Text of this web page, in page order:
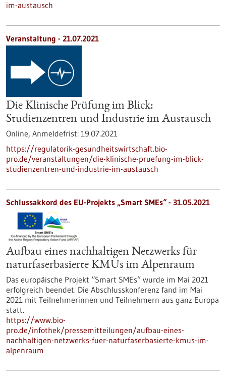
im-austausch
Veranstaltung - 21.07.2021
Die Klinische Prüfung im Blick:
Studienzentren und Industrie im Austausch
Online, Anmeldefrist: 19.07.2021
https://regulatorik-gesundheitswirtschaft.bio-
pro.de/veranstaltungen/die-klinische-pruefung-im-blick-
studienzentren-und-industrie-im-austausch
Schlussakkord des EU-Projekts „Smart SMEs“ - 31.05.2021
Aufbau eines nachhaltigen Netzwerks für
naturfaserbasierte KMUs im Alpenraum
Das europäische Projekt “Smart SMEs” wurde im Mai 2021
erfolgreich beendet. Die Abschlusskonferenz fand im Mai
2021 mit Teilnehmerinnen und Teilnehmern aus ganz Europa
statt.
https://www.bio-
pro.de/infothek/pressemitteilungen/aufbau-eines-
nachhaltigen-netzwerks-fuer-naturfaserbasierte-kmus-im-
alpenraum